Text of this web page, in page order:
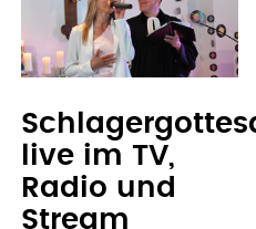
live im TV,
Radio und
Stream